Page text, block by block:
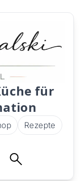
für
Rezepte